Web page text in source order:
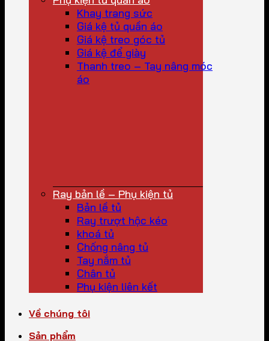
Khay trang sức
Giá kệ tủ quần áo
Giá kệ treo góc tủ
Giá kệ để giày
Thanh treo – Tay nâng móc
áo
Ray bản lề – Phụ kiện tủ
Bản lề tủ
Ray trượt hộc kéo
khoá tủ
Chống nâng tủ
Tay nắm tủ
Chân tủ
Phụ kiện liên kết
Về chúng tôi
Sản phẩm